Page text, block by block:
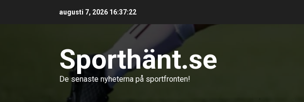
augusti 7, 2026 16:37:24
Sporthänt.se
De senaste nyheterna på sportfronten!